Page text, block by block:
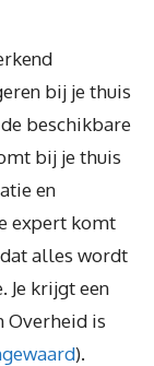
bij je thuis
beschikbare
bij je thuis
en
expert komt
alles wordt
Je krijgt een
Overheid is
).